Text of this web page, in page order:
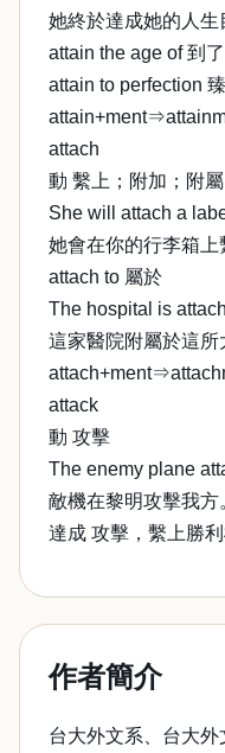
她終於達成她的人生
attain the age of 到
attain to perfection
attach
動 繫上；附加；附屬
She will attach a
她會在你的行李箱上
attach to 屬於
The hospital is
這家醫院附屬於這所
attack
動 攻擊
The enemy plane
敵機在黎明攻擊我方
達成 攻擊，繫上勝
作者簡介
台大外文系、台大